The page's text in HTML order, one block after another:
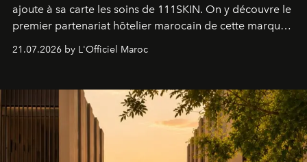
ajoute à sa carte les soins de 111SKIN. On y découvre le
premier partenariat hôtelier marocain de cette marque
britannique, née dans un cabinet de chirurgie plastique
londonien et construite depuis autour d'un actif breveté,
21.07.2026 by L'Officiel Maroc